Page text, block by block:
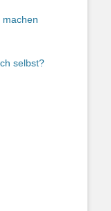
machen
selbst?